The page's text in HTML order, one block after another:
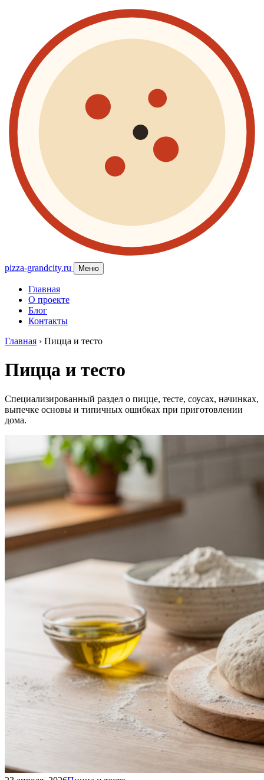
pizza-grandcity.ru Меню
Главная
О проекте
Блог
Контакты
Главная › Пицца и тесто
Пицца и тесто
Специализированный раздел о пицце, тесте, соусах, начинках,
выпечке основы и типичных ошибках при приготовлении
дома.